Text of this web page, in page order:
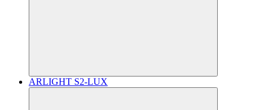
ARLIGHT S2-LUX